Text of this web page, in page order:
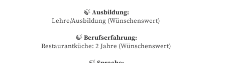
🍃Ausbildung:
Lehre/Ausbildung (Wünschenswert)
🍃Berufserfahrung:
Restaurantküche: 2 Jahre (Wünschenswert)